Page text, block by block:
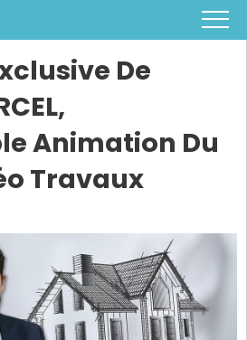
De
Animation Du
Travaux